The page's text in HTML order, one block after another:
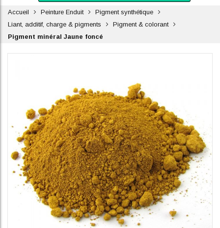
Accueil Peinture Enduit
Pigment synthétique
Liant, additif, charge & pigments
Pigment & colorant
Pigment minéral Jaune foncé
images